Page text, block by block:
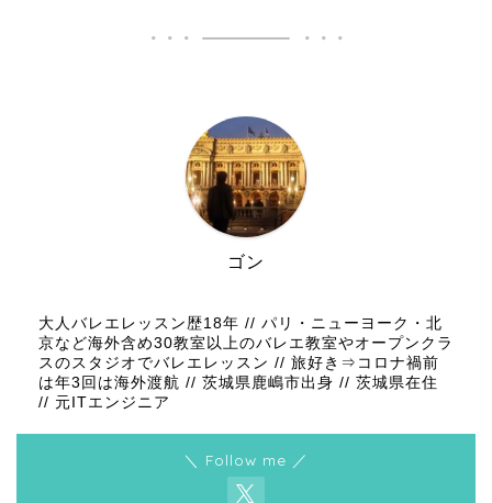
ゴン
大人バレエレッスン歴18年 // パリ・ニューヨーク・北
京など海外含め30教室以上のバレエ教室やオープンクラ
スのスタジオでバレエレッスン // 旅好き⇒コロナ禍前
は年3回は海外渡航 // 茨城県鹿嶋市出身 // 茨城県在住
// 元ITエンジニア
＼ Follow me ／